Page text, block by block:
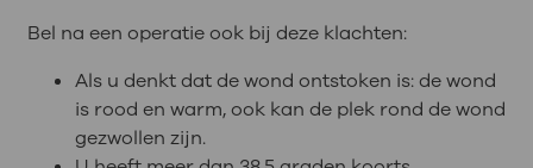
Bel na een operatie ook bij deze klachten:
Als u denkt dat de wond ontstoken is: de wond
is rood en warm, ook kan de plek rond de wond
gezwollen zijn.